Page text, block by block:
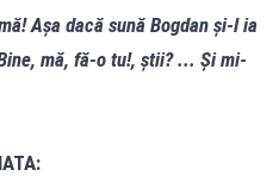
Așa dacă sună Bogdan și-l ia
mă, fă-o tu!, știi? ... Și mi-